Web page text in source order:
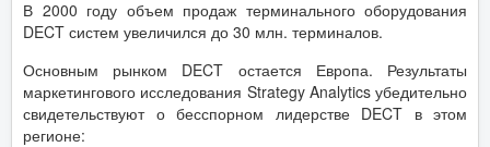
В 2000 году объем продаж терминального оборудования
DECT систем увеличился до 30 млн. терминалов.
Основным рынком DECT остается Европа. Результаты
маркетингового исследования Strategy Analytics убедительно
свидетельствуют о бесспорном лидерстве DECT в этом
регионе: